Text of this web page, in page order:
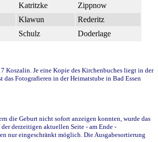
Katritzke
Zippnow
Klawun
Rederitz
Schulz Doderlage
Koszalin. Je eine Kopie des Kirchenbuches liegt in der
Fotografieren in der Heimatstube in Bad Essen
die Geburt nicht sofort anzeigen konnten, wurde das
derzeitigen aktuellen Seite - am Ende -
nur eingeschränkt möglich. Die Ausgabesortierung